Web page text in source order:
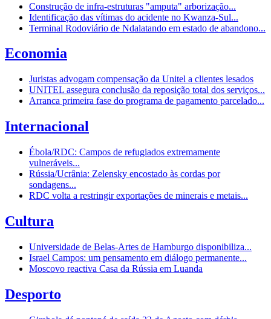
Construção de infra-estruturas "amputa" arborização...
Identificação das vítimas do acidente no Kwanza-Sul...
Terminal Rodoviário de Ndalatando em estado de abandono...
Economia
Juristas advogam compensação da Unitel a clientes lesados
UNITEL assegura conclusão da reposição total dos serviços...
Arranca primeira fase do programa de pagamento parcelado...
Internacional
Ébola/RDC: Campos de refugiados extremamente
vulneráveis...
Rússia/Ucrânia: Zelensky encostado às cordas por
sondagens...
RDC volta a restringir exportações de minerais e metais...
Cultura
Universidade de Belas-Artes de Hamburgo disponibiliza...
Israel Campos: um pensamento em diálogo permanente...
Moscovo reactiva Casa da Rússia em Luanda
Desporto